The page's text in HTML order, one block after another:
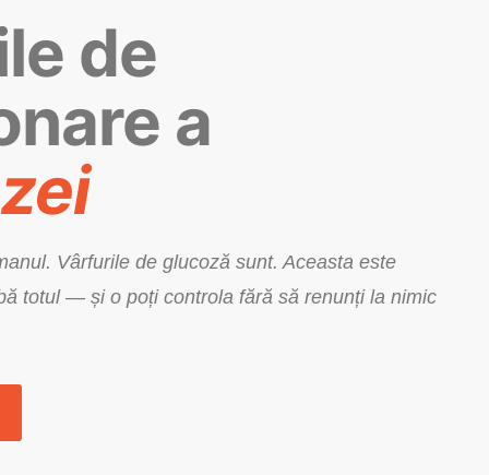
de
a
Vârfurile de glucoză sunt. Aceasta este
totul — și o poți controla fără să renunți la nimic